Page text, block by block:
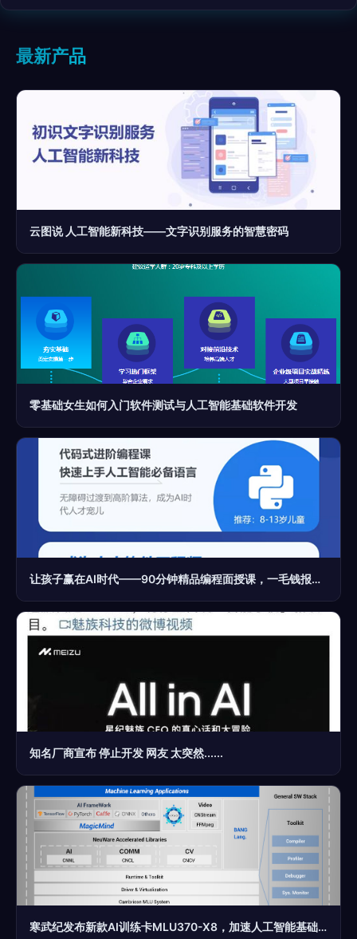
最新产品
云图说 人工智能新科技——文字识别服务的智慧密码
零基础女生如何入门软件测试与人工智能基础软件开发
让孩子赢在AI时代——90分钟精品编程面授课，一毛钱报名就有奇迹！
知名厂商宣布 停止开发 网友 太突然......
寒武纪发布新款AI训练卡MLU370-X8，加速人工智能基础软件生态布局